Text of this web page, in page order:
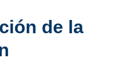
de la